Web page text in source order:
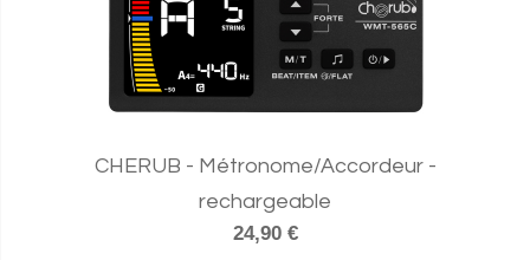
CHERUB - Métronome/Accordeur -
rechargeable
24,90 €